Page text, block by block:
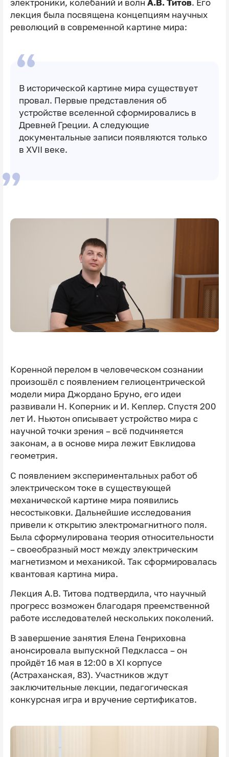
электроники, колебаний и волн А.В. Титов. Его
лекция была посвящена концепциям научных
революций в современной картине мира:
В исторической картине мира существует
провал. Первые представления об
устройстве вселенной сформировались в
Древней Греции. А следующие
документальные записи появляются только
в XVII веке.
Коренной перелом в человеческом сознании
произошёл с появлением гелиоцентрической
модели мира Джордано Бруно, его идеи
развивали Н. Коперник и И. Кеплер. Спустя 200
лет И. Ньютон описывает устройство мира с
научной точки зрения – всё подчиняется
законам, а в основе мира лежит Евклидова
геометрия.
С появлением экспериментальных работ об
электрическом токе в существующей
механической картине мира появились
несостыковки. Дальнейшие исследования
привели к открытию электромагнитного поля.
Была сформулирована теория относительности
– своеобразный мост между электрическим
магнетизмом и механикой. Так сформировалась
квантовая картина мира.
Лекция А.В. Титова подтвердила, что научный
прогресс возможен благодаря преемственной
работе исследователей нескольких поколений.
В завершение занятия Елена Генриховна
анонсировала выпускной Педкласса – он
пройдёт 16 мая в 12:00 в ⅩⅠ корпусе
(Астраханская, 83). Участников ждут
заключительные лекции, педагогическая
конкурсная игра и вручение сертификатов.